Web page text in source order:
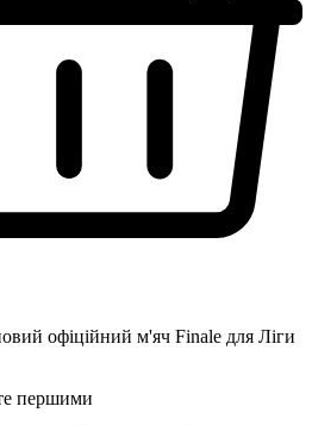
офіційний м'яч Finale для Ліги
першими